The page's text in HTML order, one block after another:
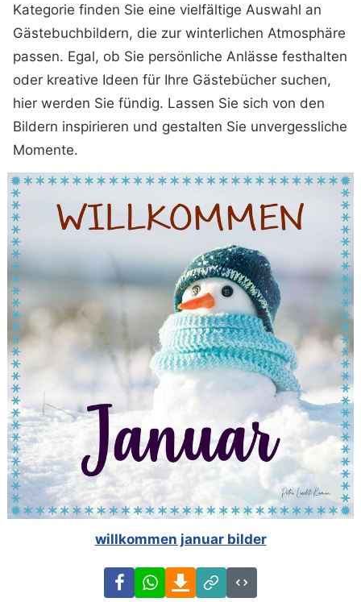
Kategorie finden Sie eine vielfältige Auswahl an
Gästebuchbildern, die zur winterlichen Atmosphäre
passen. Egal, ob Sie persönliche Anlässe festhalten
oder kreative Ideen für Ihre Gästebücher suchen,
hier werden Sie fündig. Lassen Sie sich von den
Bildern inspirieren und gestalten Sie unvergessliche
Momente.
willkommen januar bilder
FacebookWhatsAppDownload
Link
Code